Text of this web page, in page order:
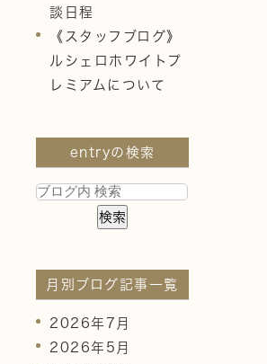
談日程
《スタッフブログ》
ルシェロホワイトプ
レミアムについて
entryの検索
月別ブログ記事一覧
2026年7月
2026年5月